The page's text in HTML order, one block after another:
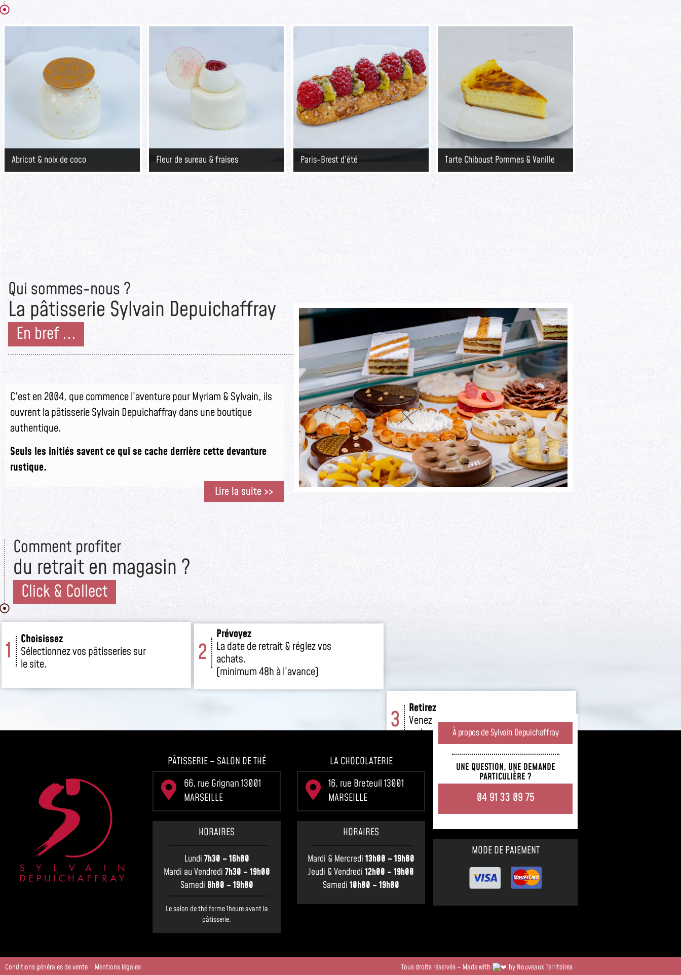
Abricot & noix de coco Fleur de sureau & fraises Paris-Brest d’été Tarte Chiboust Pommes & Vanille
Qui sommes-nous ?
La pâtisserie Sylvain Depuichaffray
En bref ...
C’est en 2004, que commence l’aventure pour Myriam & Sylvain, ils
ouvrent la pâtisserie Sylvain Depuichaffray dans une boutique
authentique.
Seuls les initiés savent ce qui se cache derrière cette devanture
rustique.
Lire la suite >>
Comment profiter
du retrait en magasin ?
Click & Collect
1
Choisissez
Sélectionnez vos pâtisseries sur
le site.
2
Prévoyez
La date de retrait & réglez vos
achats.
(minimum 48h à l’avance)
PÂTISSERIE – SALON DE THÉ
66, rue Grignan 13001
MARSEILLE
HORAIRES
Lundi 7h30 – 16h00
Mardi au Vendredi 7h30 – 19h00
Samedi 8h00 – 19h00
Le salon de thé ferme 1heure avant la
pâtisserie.
LA CHOCOLATERIE
16, rue Breteuil 13001
MARSEILLE
HORAIRES
Mardi & Mercredi 13h00 – 19h00
Jeudi & Vendredi 12h00 – 19h00
Samedi 10h00 – 19h00
À propos de Sylvain Depuichaffray
UNE QUESTION, UNE DEMANDE
PARTICULIÈRE ?
04 91 33 09 75
MODE DE PAIEMENT
Conditions générales de vente Mentions légales Tous droits réservés – Made with by Nouveaux Territoires